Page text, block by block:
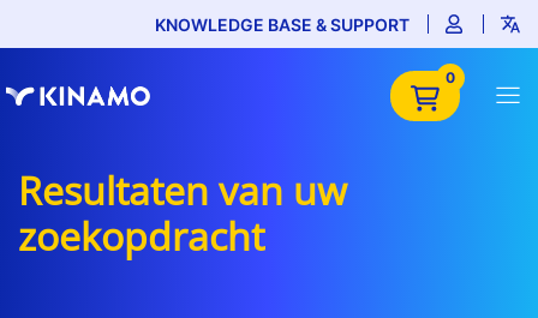
KNOWLEDGE BASE & SUPPORT
0
Resultaten van uw
zoekopdracht